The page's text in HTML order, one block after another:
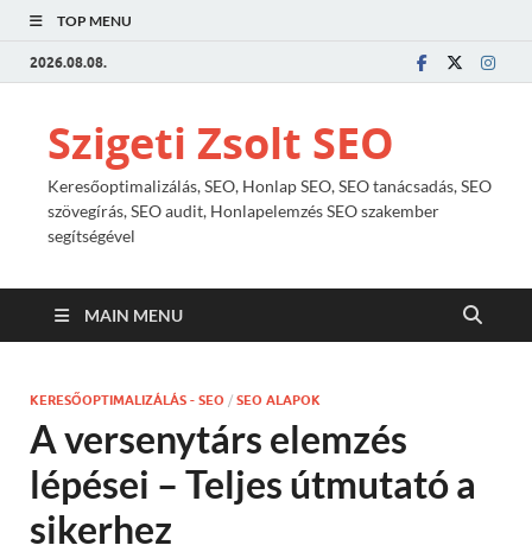
TOP MENU
2026.08.08.
Szigeti Zsolt SEO
Keresőoptimalizálás, SEO, Honlap SEO, SEO tanácsadás, SEO
szövegírás, SEO audit, Honlapelemzés SEO szakember
segítségével
MAIN MENU
KERESŐOPTIMALIZÁLÁS - SEO / SEO ALAPOK
A versenytárs elemzés
lépései – Teljes útmutató a
sikerhez